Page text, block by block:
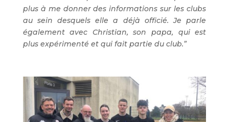
plus à me donner des informations sur les clubs
au sein desquels elle a déjà officié. Je parle
également avec Christian, son papa, qui est
plus expérimenté et qui fait partie du club.”